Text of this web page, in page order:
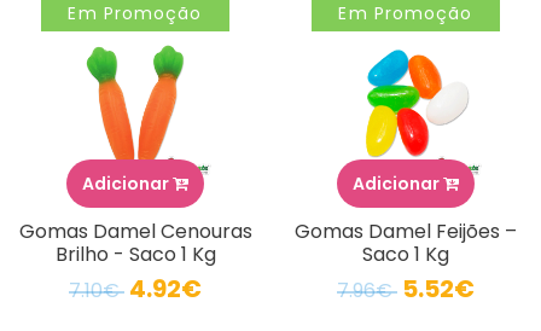
Em Promoção
Adicionar
Gomas Damel Cenouras
Brilho - Saco 1 Kg
7.10€ 4.92€
Em Promoção
Adicionar
Gomas Damel Feijões –
Saco 1 Kg
7.96€ 5.52€